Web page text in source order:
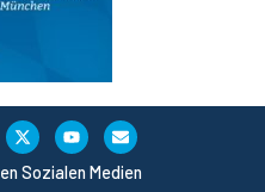
Sozialen Medien